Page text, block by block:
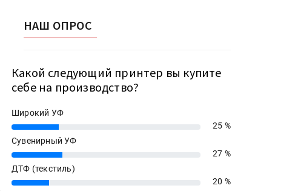
НАШ ОПРОС
Какой следующий принтер вы купите
себе на производство?
Широкий УФ
25%
25 %
Сувенирный УФ
27%
27 %
ДТФ (текстиль)
20%
20 %